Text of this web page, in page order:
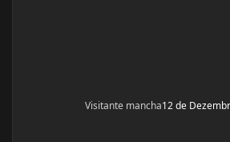
Visitante mancha12 de